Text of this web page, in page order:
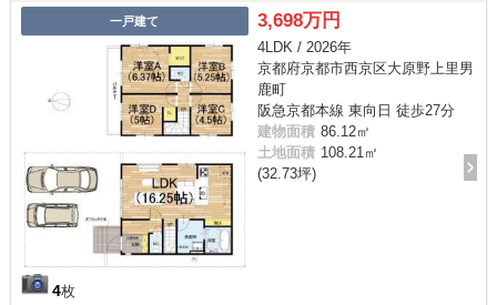
一戸建て
4枚
3,698万円
4LDK / 2026年
京都府京都市西京区大原野上里男
鹿町
阪急京都本線 東向日 徒歩27分
建物面積 86.12㎡
土地面積 108.21㎡
(32.73坪)